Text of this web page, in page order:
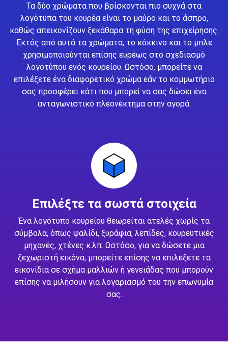
Τα δύο χρώματα που βρίσκονται πιο συχνά στα
λογότυπα του κουρέα είναι το μαύρο και το άσπρο,
καθώς απεικονίζουν ξεκάθαρα τη φύση της επιχείρησης.
Εκτός από αυτά τα χρώματα, το κόκκινο και το μπλε
χρησιμοποιούνται επίσης ευρέως στο σχεδιασμό
λογοτύπου ενός κουρείου. Ωστόσο, μπορείτε να
επιλέξετε ένα διαφορετικό χρώμα εάν το κομμωτήριο
σας προσφέρει κάτι που μπορεί να σας δώσει ένα
ανταγωνιστικό πλεονέκτημα στην αγορά.
Επιλέξτε τα σωστά στοιχεία
Ένα λογότυπο κουρείου θεωρείται ατελές χωρίς τα
σύμβολα, όπως ψαλίδι, ξυράφια, λεπίδες, κουρευτικές
μηχανές, χτένες κ.λπ. Ωστόσο, για να δώσετε μια
ξεχωριστή εικόνα, μπορείτε επίσης να επιλέξετε τα
εικονίδια σε σχήμα μαλλιών ή γενειάδας που μπορούν
επίσης να μιλήσουν για λογαριασμό του την επωνυμία
σας.